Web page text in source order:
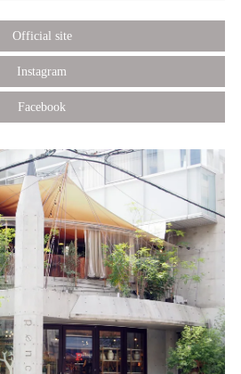
Official site
Instagram
Facebook